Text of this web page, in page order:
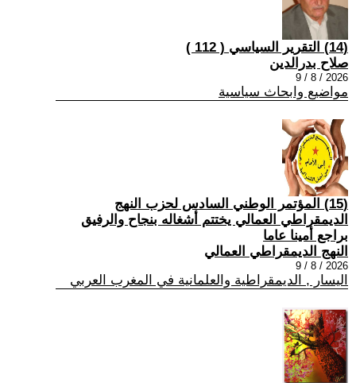
(14) التقرير السياسي ( 112 )
صلاح بدرالدين
2026 / 8 / 9
مواضيع وابحاث سياسية
(15) المؤتمر الوطني السادس لحزب النهج
الديمقراطي العمالي يختتم أشغاله بنجاح والرفيق
براجع أمينا عاما
النهج الديمقراطي العمالي
2026 / 8 / 9
اليسار , الديمقراطية والعلمانية في المغرب العربي